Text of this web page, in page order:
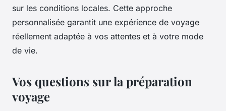
sur les conditions locales. Cette approche
personnalisée garantit une expérience de voyage
réellement adaptée à vos attentes et à votre mode
de vie.
Vos questions sur la préparation
voyage